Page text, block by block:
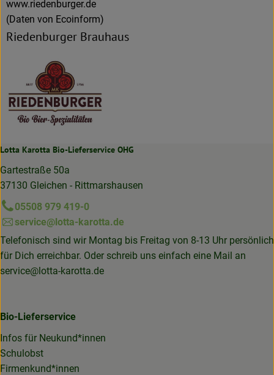
www.riedenburger.de
(Daten von Ecoinform)
Riedenburger Brauhaus
Lotta Karotta Bio-Lieferservice OHG
Gartestraße 50a
37130 Gleichen - Rittmarshausen
05508 979 419-0
service@lotta-karotta.de
Telefonisch sind wir Montag bis Freitag von 8-13 Uhr persönlich
für Dich erreichbar. Oder schreib uns einfach eine Mail an
service@lotta-karotta.de
Bio-Lieferservice
Infos für Neukund*innen
Schulobst
Firmenkund*innen